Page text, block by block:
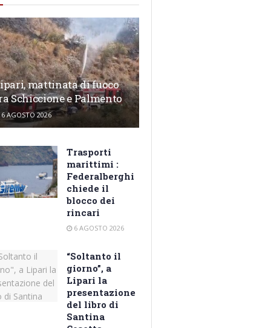
mattinata di fuoco
Schiccione e Palmento
6 AGOSTO 2026
Trasporti
marittimi :
Federalberghi
chiede il
blocco dei
rincari
6 AGOSTO 2026
“Soltanto il
giorno”, a
Lipari la
presentazione
del libro di
Santina